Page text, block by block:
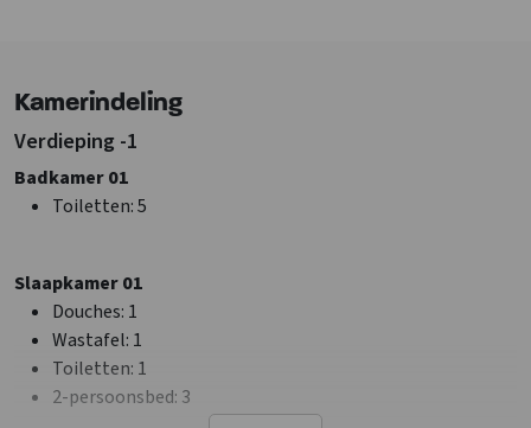
Stookhout aanwezig
Zithoek
Poolbiljart
Haard/houtkachel
Wifi
TV
Soort groep
Familiegroep
Vergadergroep
Kamerindeling
Verdieping -1
Badkamer 01
Toiletten: 5
Slaapkamer 01
Douches: 1
Wastafel: 1
Toiletten: 1
2-persoonsbed: 3